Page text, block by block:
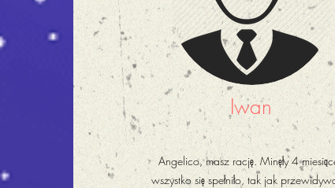
Iwan
Angelico, masz rację. Minęły 4
wszystko się spełniło, tak jak